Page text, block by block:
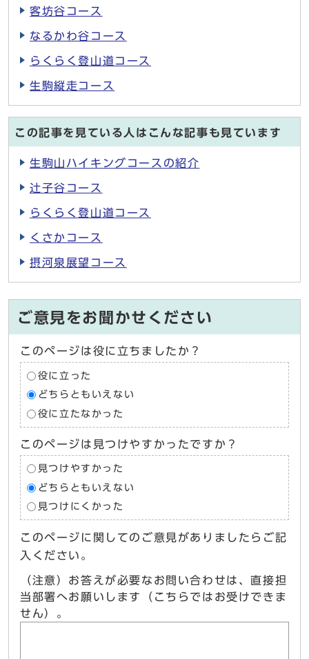
客坊谷コース
なるかわ谷コース
らくらく登山道コース
生駒縦走コース
この記事を見ている人はこんな記事も見ています
生駒山ハイキングコースの紹介
辻子谷コース
らくらく登山道コース
くさかコース
摂河泉展望コース
ご意見をお聞かせください
このページは役に立ちましたか？
役に立った
どちらともいえない
役に立たなかった
このページは見つけやすかったですか？
見つけやすかった
どちらともいえない
見つけにくかった
このページに関してのご意見がありましたらご記
入ください。
（注意）お答えが必要なお問い合わせは、直接担
当部署へお願いします（こちらではお受けできま
せん）。